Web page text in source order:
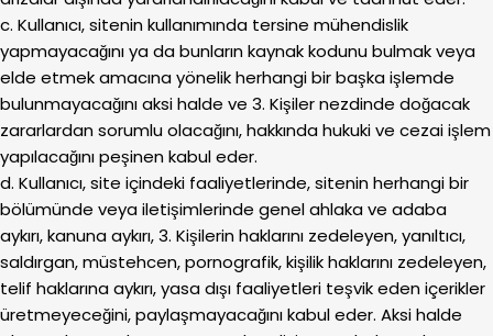
c. Kullanıcı, sitenin kullanımında tersine mühendislik
yapmayacağını ya da bunların kaynak kodunu bulmak veya
elde etmek amacına yönelik herhangi bir başka işlemde
bulunmayacağını aksi halde ve 3. Kişiler nezdinde doğacak
zararlardan sorumlu olacağını, hakkında hukuki ve cezai işlem
yapılacağını peşinen kabul eder.
d. Kullanıcı, site içindeki faaliyetlerinde, sitenin herhangi bir
bölümünde veya iletişimlerinde genel ahlaka ve adaba
aykırı, kanuna aykırı, 3. Kişilerin haklarını zedeleyen, yanıltıcı,
saldırgan, müstehcen, pornografik, kişilik haklarını zedeleyen,
telif haklarına aykırı, yasa dışı faaliyetleri teşvik eden içerikler
üretmeyeceğini, paylaşmayacağını kabul eder. Aksi halde